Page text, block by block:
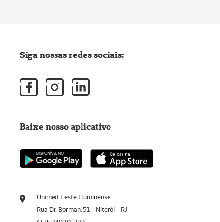
Unimed Leste Fluminense
Rua Dr. Borman, 51 - Niterói - RJ
Siga nossas redes sociais:
Baixe nosso aplicativo